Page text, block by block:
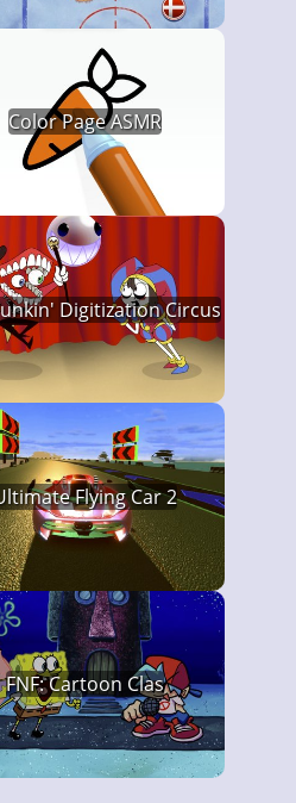
Color Page ASMR
Digitization Circus
Flying Car 2
FNF: Cartoon Clas